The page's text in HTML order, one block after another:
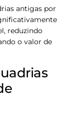
antigas por
reduzindo
o valor de